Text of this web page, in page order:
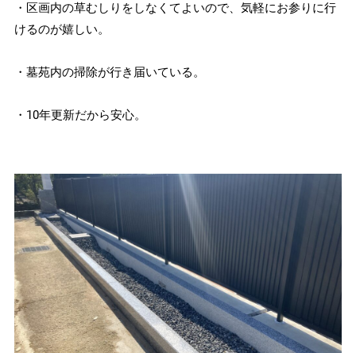
・区画内の草むしりをしなくてよいので、気軽にお参りに行
けるのが嬉しい。
・墓苑内の掃除が行き届いている。
・10年更新だから安心。